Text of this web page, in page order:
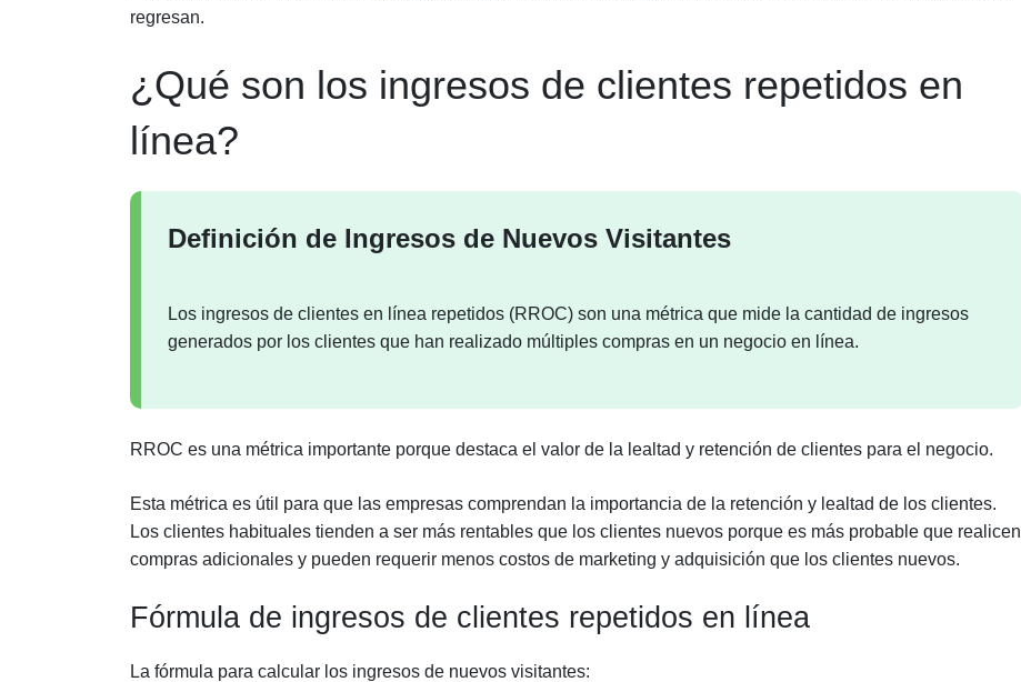
regresan.
¿Qué son los ingresos de clientes repetidos en
línea?
Definición de Ingresos de Nuevos Visitantes
Los ingresos de clientes en línea repetidos (RROC) son una métrica que mide la cantidad de ingresos
generados por los clientes que han realizado múltiples compras en un negocio en línea.
RROC es una métrica importante porque destaca el valor de la lealtad y retención de clientes para el negocio.
Esta métrica es útil para que las empresas comprendan la importancia de la retención y lealtad de los clientes.
Los clientes habituales tienden a ser más rentables que los clientes nuevos porque es más probable que realicen
compras adicionales y pueden requerir menos costos de marketing y adquisición que los clientes nuevos.
Fórmula de ingresos de clientes repetidos en línea
La fórmula para calcular los ingresos de nuevos visitantes: